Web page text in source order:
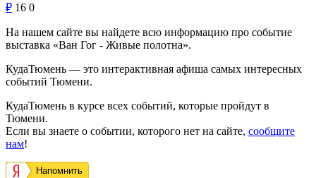
₽ 16 0
На нашем сайте вы найдете всю информацию про событие
выставка «Ван Гог - Живые полотна».
КудаТюмень — это интерактивная афиша самых интересных
событий Тюмени.
КудаТюмень в курсе всех событий, которые пройдут в
Тюмени.
Если вы знаете о событии, которого нет на сайте, сообщите
нам!
Напомнить